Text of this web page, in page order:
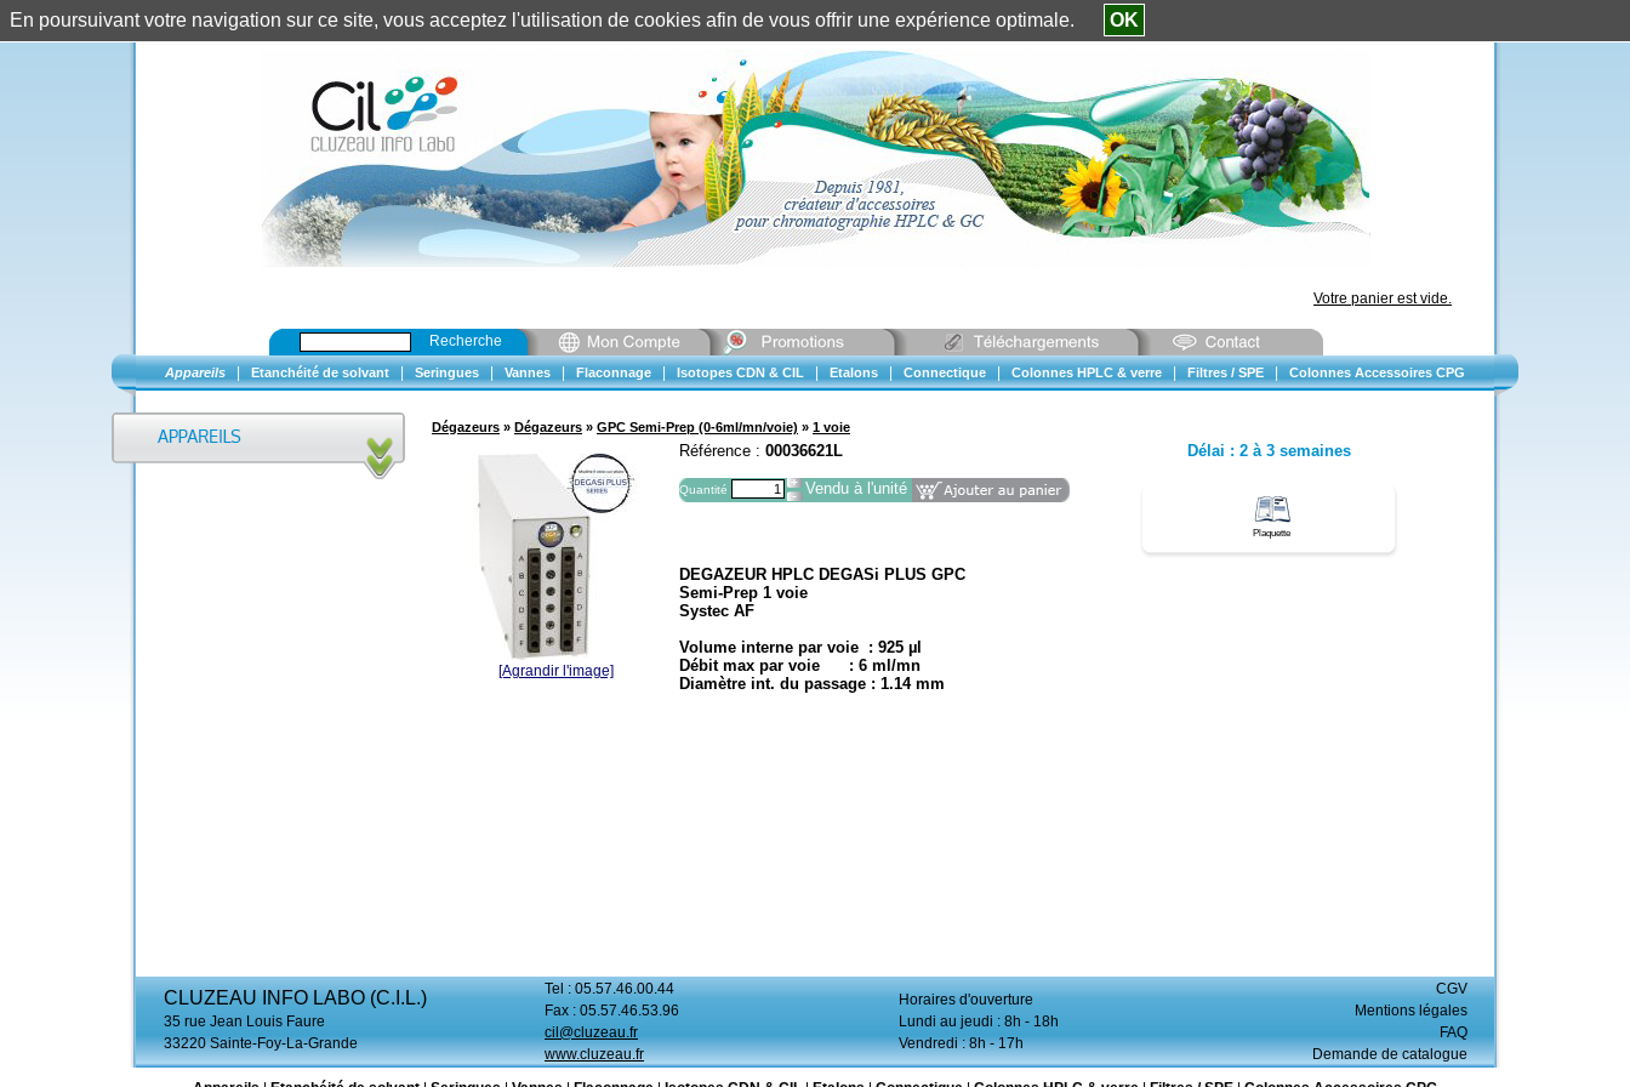
Identification client ||Mon compte
Votre panier est vide.
Recherche
Appareils Etanchéité de solvant Seringues Vannes Flaconnage Isotopes CDN & CIL Etalons Connectique Colonnes HPLC & verre Filtres / SPE Colonnes Accessoires CPG
Dégazeurs » Dégazeurs » GPC Semi-Prep (0-6ml/mn/voie) » 1 voie
[Agrandir l'image]
Référence : 00036621L
Quantité Vendu à l'unité
Délai : 2 à 3 semaines
Plaquette
DEGAZEUR HPLC DEGASi PLUS GPC
Semi-Prep 1 voie
Systec AF
Volume interne par voie : 925 µl
Débit max par voie : 6 ml/mn
Diamètre int. du passage : 1.14 mm
CLUZEAU INFO LABO (C.I.L.)
35 rue Jean Louis Faure
33220 Sainte-Foy-La-Grande
Tel : 05.57.46.00.44
Fax : 05.57.46.53.96
cil@cluzeau.fr
www.cluzeau.fr
Horaires d'ouverture
Lundi au jeudi : 8h - 18h
Vendredi : 8h - 17h
CGV
Mentions légales
FAQ
Demande de catalogue
En poursuivant votre navigation sur ce site, vous acceptez l'utilisation de cookies afin de vous offrir une expérience optimale. OK